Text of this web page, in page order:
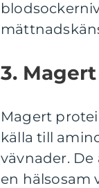
3.
Magert
källa till
vävnader.
en hälsosam